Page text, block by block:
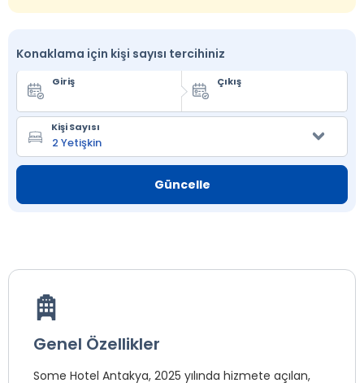
Konaklama için kişi sayısı tercihiniz
Giriş Çıkış
Kişi Sayısı
Güncelle
Genel Özellikler
Some Hotel Antakya, 2025 yılında hizmete açılan,